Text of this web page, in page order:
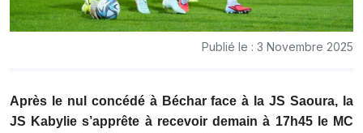
Publié le : 3 Novembre 2025
Après le nul concédé à Béchar face à la JS Saoura, la
JS Kabylie s’apprête à recevoir demain à 17h45 le MC